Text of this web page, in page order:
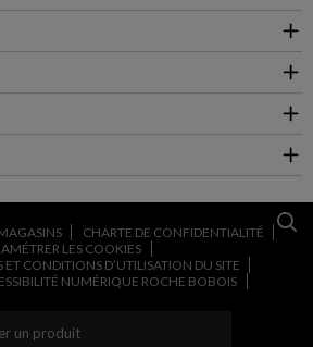
CHARTE DE CONFIDENTIALITÉ
LES COOKIES
CONDITIONS D’UTILISATION DU SITE
NUMÉRIQUE ROCHE BOBOIS